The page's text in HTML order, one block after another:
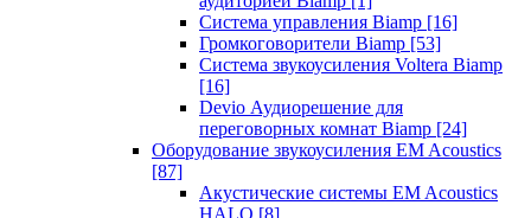
Система управления Biamp [16]
Громкоговорители Biamp [53]
Система звукоусиления Voltera Biamp
[16]
Devio Аудиорешение для
переговорных комнат Biamp [24]
Оборудование звукоусиления EM Acoustics
[87]
Акустические системы EM Acoustics
HALO [8]